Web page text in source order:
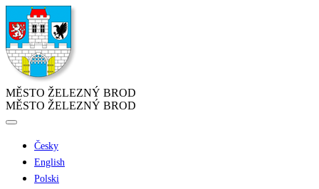
MĚSTO ŽELEZNÝ BROD
MĚSTO ŽELEZNÝ BROD
Česky
English
Polski